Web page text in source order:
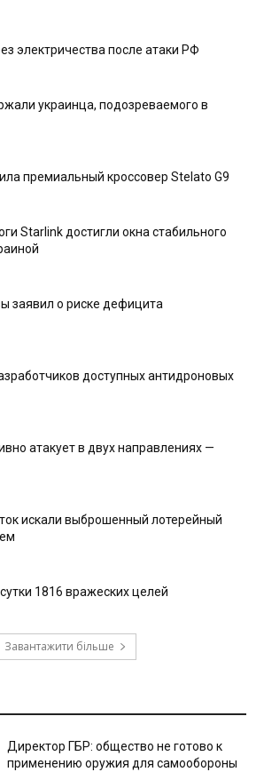
электричества после атаки РФ
украинца, подозреваемого в
премиальный кроссовер Stelato G9
Starlink достигли окна стабильного
заявил о риске дефицита
доступных антидроновых
атакует в двух направлениях —
искали выброшенный лотерейный
1816 вражеских целей
Завантажити більше
Директор ГБР: общество не готово к
применению оружия для самообороны